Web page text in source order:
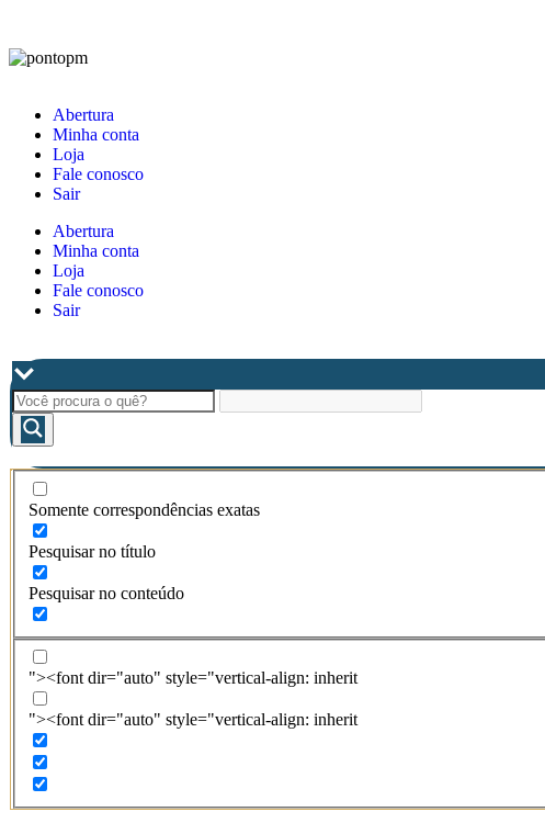
Abertura
Minha conta
Loja
Fale conosco
Sair
Abertura
Minha conta
Loja
Fale conosco
Sair
Somente correspondências exatas
Pesquisar no título
Pesquisar no conteúdo
"><font dir="auto" style="vertical-align: inherit
"><font dir="auto" style="vertical-align: inherit